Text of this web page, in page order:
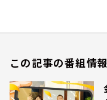
この記事の番組情報